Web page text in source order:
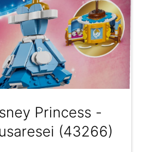
Princess -
(43266)